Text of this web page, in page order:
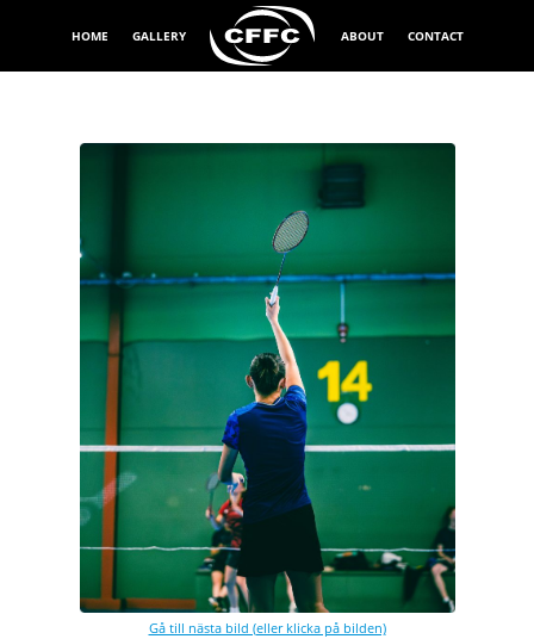
HOME GALLERY ABOUT CONTACT
Gå till nästa bild (eller klicka på bilden)
Exponeringstid
1/1000 sek
Bländare
Kamera
Canon EOS R6m2